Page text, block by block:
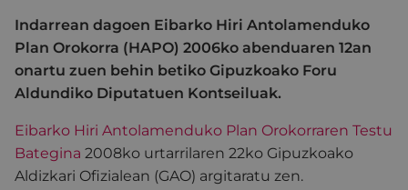
Indarrean dagoen Eibarko Hiri Antolamenduko
Plan Orokorra (HAPO) 2006ko abenduaren 12an
onartu zuen behin betiko Gipuzkoako Foru
Aldundiko Diputatuen Kontseiluak.
Eibarko Hiri Antolamenduko Plan Orokorraren Testu
Bategina 2008ko urtarrilaren 22ko Gipuzkoako
Aldizkari Ofizialean (GAO) argitaratu zen.